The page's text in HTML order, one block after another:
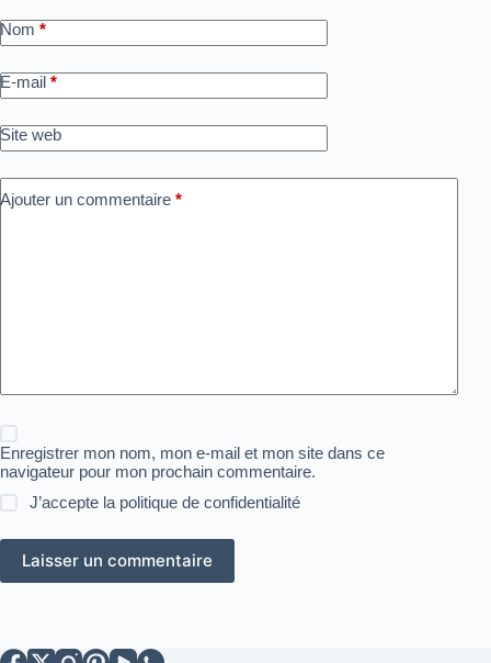
Nom *
E-mail *
Site web
Ajouter un commentaire *
Enregistrer mon nom, mon e-mail et mon site dans ce
navigateur pour mon prochain commentaire.
J’accepte la politique de confidentialité
Laisser un commentaire